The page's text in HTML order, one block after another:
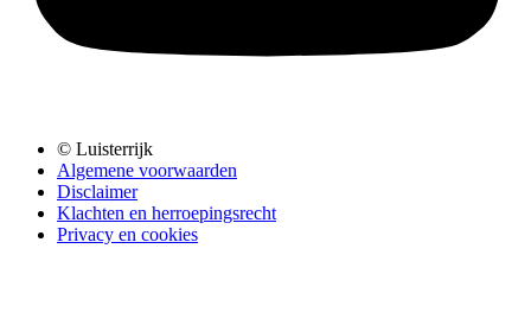
© Luisterrijk
Algemene voorwaarden
Disclaimer
Klachten en herroepingsrecht
Privacy en cookies